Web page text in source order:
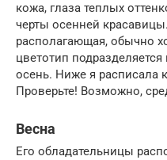
кожа, глаза теплых
черты осенней
располагающая, обычно
цветотип
осень. Ниже я расписала
Проверьте! Возможно,
Весна
Его обладательницы